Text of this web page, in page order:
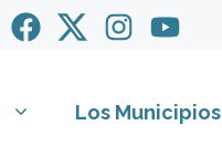
Los Municipios